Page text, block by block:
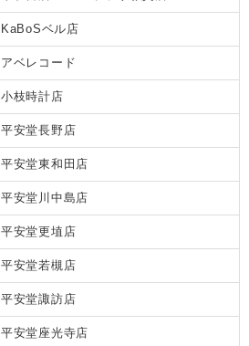
KaBoSベル店
アベレコード
小枝時計店
平安堂長野店
平安堂東和田店
平安堂川中島店
平安堂更埴店
平安堂若槻店
平安堂諏訪店
平安堂座光寺店